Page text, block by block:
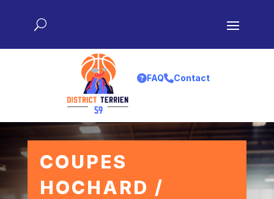
FAQ Contact
COUPES
HOCHARD /